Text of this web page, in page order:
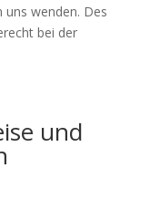
uns wenden. Des
bei der
und